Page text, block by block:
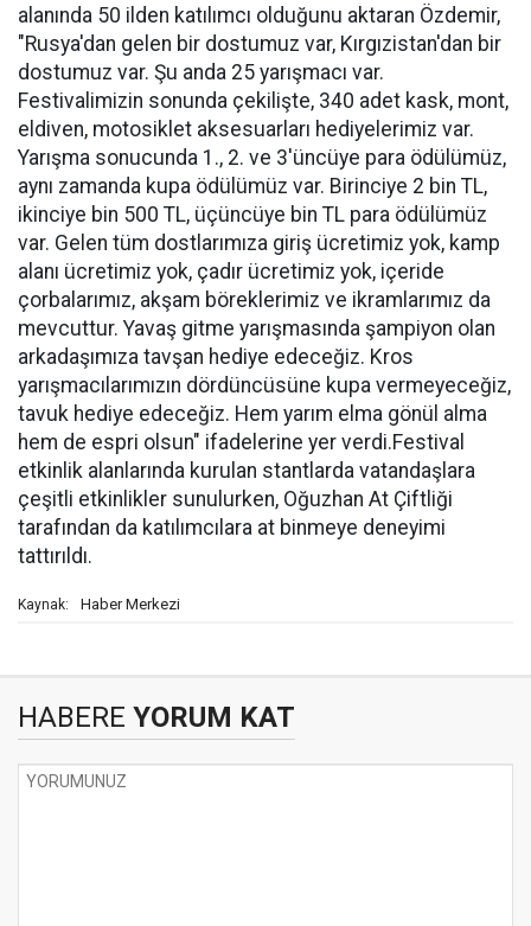
alanında 50 ilden katılımcı olduğunu aktaran Özdemir,
"Rusya'dan gelen bir dostumuz var, Kırgızistan'dan bir
dostumuz var. Şu anda 25 yarışmacı var.
Festivalimizin sonunda çekilişte, 340 adet kask, mont,
eldiven, motosiklet aksesuarları hediyelerimiz var.
Yarışma sonucunda 1., 2. ve 3'üncüye para ödülümüz,
aynı zamanda kupa ödülümüz var. Birinciye 2 bin TL,
ikinciye bin 500 TL, üçüncüye bin TL para ödülümüz
var. Gelen tüm dostlarımıza giriş ücretimiz yok, kamp
alanı ücretimiz yok, çadır ücretimiz yok, içeride
çorbalarımız, akşam böreklerimiz ve ikramlarımız da
mevcuttur. Yavaş gitme yarışmasında şampiyon olan
arkadaşımıza tavşan hediye edeceğiz. Kros
yarışmacılarımızın dördüncüsüne kupa vermeyeceğiz,
tavuk hediye edeceğiz. Hem yarım elma gönül alma
hem de espri olsun" ifadelerine yer verdi.Festival
etkinlik alanlarında kurulan stantlarda vatandaşlara
çeşitli etkinlikler sunulurken, Oğuzhan At Çiftliği
tarafından da katılımcılara at binmeye deneyimi
tattırıldı.
Kaynak: Haber Merkezi
HABERE YORUM KAT